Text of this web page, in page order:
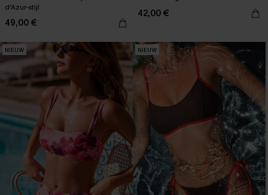
d'Azur-stijl
49,00 €
42,00 €
NIEUW NIEUW